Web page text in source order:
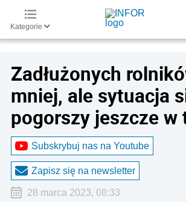
Kategorie
Zadłużonych
mniej, ale sytuacja
pogorszy jeszcze w
Subskrybuj nas na Youtube
Zapisz się na newsletter
28 marca 2023, 08:33